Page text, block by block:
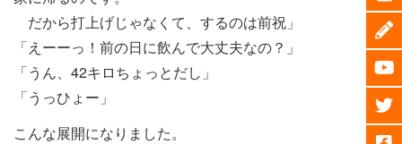
だから打上げじゃなくて、するのは前祝」
「えーーっ！前の日に飲んで大丈夫なの？」
「うん、42キロちょっとだし」
「うっひょー」
こんな展開になりました。